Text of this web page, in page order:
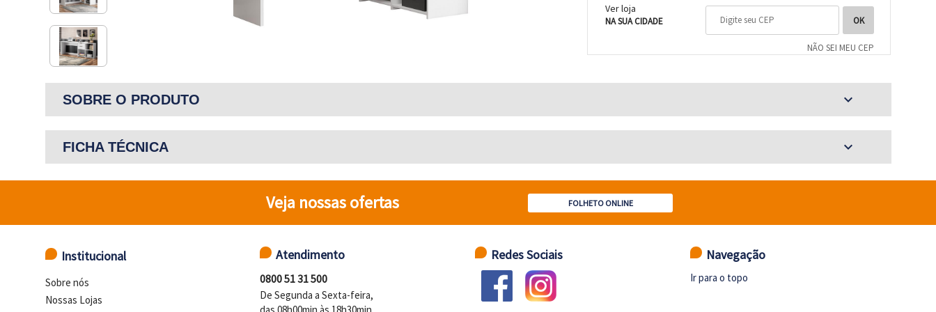
Ver loja
NA SUA CIDADE
NÃO SEI MEU CEP
SOBRE O PRODUTO expand_more
FICHA TÉCNICA expand_more
Veja nossas ofertas FOLHETO ONLINE
Institucional
Sobre nós
Nossas Lojas
Atendimento
0800 51 31 500
De Segunda a Sexta-feira,
Redes Sociais Navegação
Ir para o topo